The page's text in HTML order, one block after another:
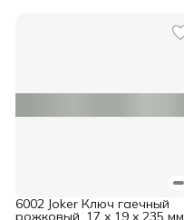
6002 Joker Ключ гаечный
рожковый, 17 x 19 x 235 мм